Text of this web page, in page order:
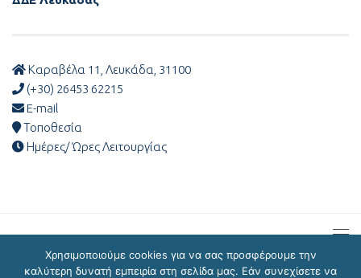
Καραβέλα 11, Λευκάδα, 31100
(+30) 26453 62215
E-mail
Τοποθεσία
Ημέρες/ Ώρες Λειτουργίας
Χρησιμοποιούμε cookies για να σας προσφέρουμε την
καλύτερη δυνατή εμπειρία στη σελίδα μας. Εάν συνεχίσετε να